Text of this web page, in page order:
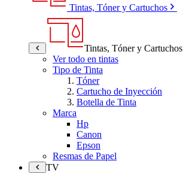
Tintas, Tóner y Cartuchos
Tintas, Tóner y Cartuchos
Ver todo en tintas
Tipo de Tinta
Tóner
Cartucho de Inyección
Botella de Tinta
Marca
Hp
Canon
Epson
Resmas de Papel
TV